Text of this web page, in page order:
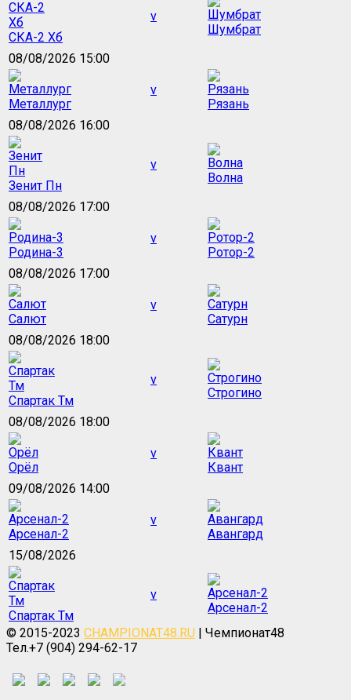
СКА-2 Хб
v
Шумбрат
08/08/2026 15:00
Металлург
v
Рязань
08/08/2026 16:00
Зенит Пн
v
Волна
08/08/2026 17:00
Родина-3
v
Ротор-2
08/08/2026 17:00
Салют
v
Сатурн
08/08/2026 18:00
Спартак Тм
v
Строгино
08/08/2026 18:00
Орёл
v
Квант
09/08/2026 14:00
Арсенал-2
v
Авангард
15/08/2026
Спартак Тм
v
Арсенал-2
© 2015-2023 CHAMPIONAT48.RU | Чемпионат48
Тел.+7 (904) 294-62-17